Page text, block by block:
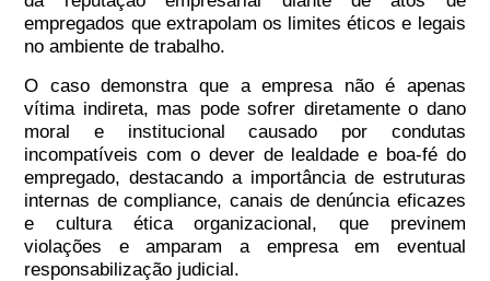
empregados que extrapolam os limites éticos e legais
no ambiente de trabalho.
O caso demonstra que a empresa não é apenas
vítima indireta, mas pode sofrer diretamente o dano
moral e institucional causado por condutas
incompatíveis com o dever de lealdade e boa-fé do
empregado, destacando a importância de estruturas
internas de compliance, canais de denúncia eficazes
e cultura ética organizacional, que previnem
violações e amparam a empresa em eventual
responsabilização judicial.